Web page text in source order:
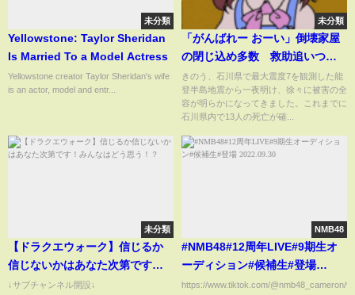
未分類
Yellowstone: Taylor Sheridan
Is Married To a Model Actress
Yellowstone creator Taylor Sheridan's wife
is an actor, model and entr...
未分類
「がんばれー おーい」倒壊家屋
の閉じ込め多数 救助追いつか
ず 道路寸断で警察も現場にた
どり着けず 石川・珠洲市 能
登半島地震最新情報（2日午前11
きのう、石川県で最大震度7を観測した能
登半島地震から一夜明け、徐々に被害の全
容が明らかになってきました。これまでに
石川県内で13人の死亡が確...
未分類
【ドラクエウォーク】信じるか
信じないかはあなた次第です！
みんなはどう思う！？
↓サブチャンネル開設↓
NMB48
#NMB48#12周年LIVE#9期生オ
ーディション#候補生#登場
2022.09.30
https://www.tiktok.com/@nmb48_cameron/